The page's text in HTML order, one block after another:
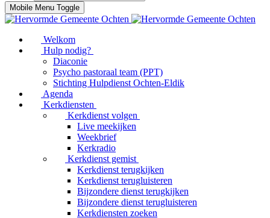
Mobile Menu Toggle
Welkom
Hulp nodig?
Diaconie
Psycho pastoraal team (PPT)
Stichting Hulpdienst Ochten-Eldik
Agenda
Kerkdiensten
Kerkdienst volgen
Live meekijken
Weekbrief
Kerkradio
Kerkdienst gemist
Kerkdienst terugkijken
Kerkdienst terugluisteren
Bijzondere dienst terugkijken
Bijzondere dienst terugluisteren
Kerkdiensten zoeken